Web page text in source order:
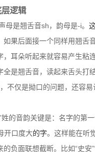
逻辑
母是翘舌音sh，韵母是-i。
如果后面接一个同样用翘舌
，耳朵听起来就容易产生粘
是翘舌音，读起来舌头打
不仅是拗口的问题，还容易
姓的音韵关键是：名字的第
开口度大的字。这样能在听
的负面联想截断。比如“史安